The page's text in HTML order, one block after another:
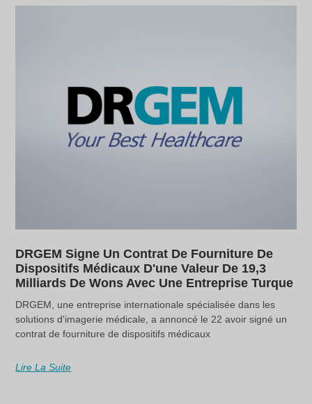
DRGEM Signe Un Contrat De Fourniture De
Dispositifs Médicaux D'une Valeur De 19,3
Milliards De Wons Avec Une Entreprise Turque
DRGEM, une entreprise internationale spécialisée dans les
solutions d'imagerie médicale, a annoncé le 22 avoir signé un
contrat de fourniture de dispositifs médicaux
Lire La Suite